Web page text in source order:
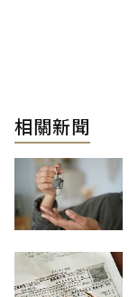
相關新聞